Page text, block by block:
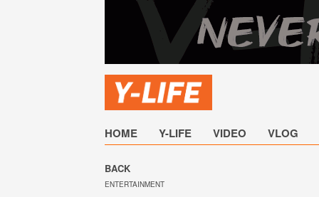
HOME Y-LIFE VIDEO VLOG
BACK
ENTERTAINMENT